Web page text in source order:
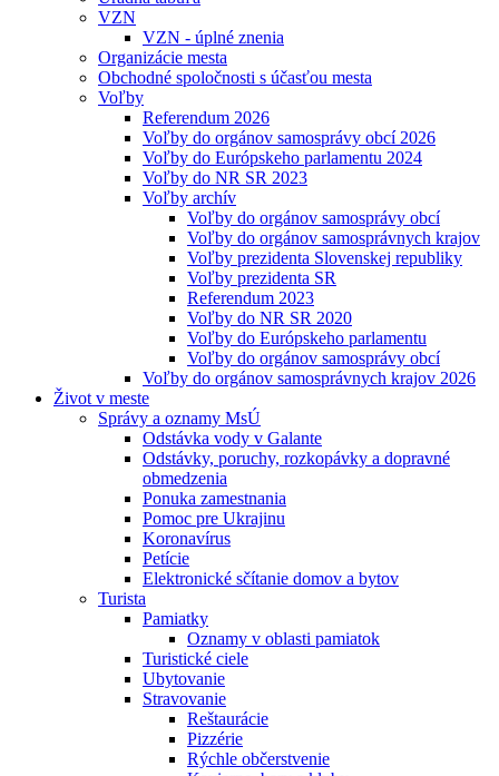
VZN
VZN - úplné znenia
Organizácie mesta
Obchodné spoločnosti s účasťou mesta
Voľby
Referendum 2026
Voľby do orgánov samosprávy obcí 2026
Voľby do Európskeho parlamentu 2024
Voľby do NR SR 2023
Voľby archív
Voľby do orgánov samosprávy obcí
Voľby do orgánov samosprávnych krajov
Voľby prezidenta Slovenskej republiky
Voľby prezidenta SR
Referendum 2023
Voľby do NR SR 2020
Voľby do Európskeho parlamentu
Voľby do orgánov samosprávy obcí
Voľby do orgánov samosprávnych krajov 2026
Život v meste
Správy a oznamy MsÚ
Odstávka vody v Galante
Odstávky, poruchy, rozkopávky a dopravné
obmedzenia
Ponuka zamestnania
Pomoc pre Ukrajinu
Koronavírus
Petície
Elektronické sčítanie domov a bytov
Turista
Pamiatky
Oznamy v oblasti pamiatok
Turistické ciele
Ubytovanie
Stravovanie
Reštaurácie
Pizzérie
Rýchle občerstvenie